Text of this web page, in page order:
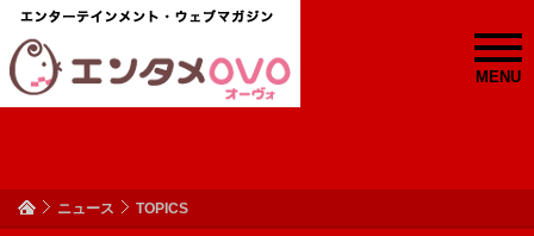
MENU
ニュース TOPICS